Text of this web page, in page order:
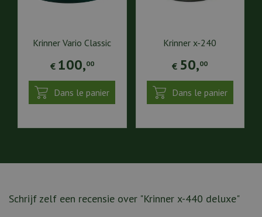
Krinner Vario Classic
€ 100,00
Dans le panier
Krinner x-240
€ 50,00
Dans le panier
Schrijf zelf een recensie over "Krinner x-440 deluxe"